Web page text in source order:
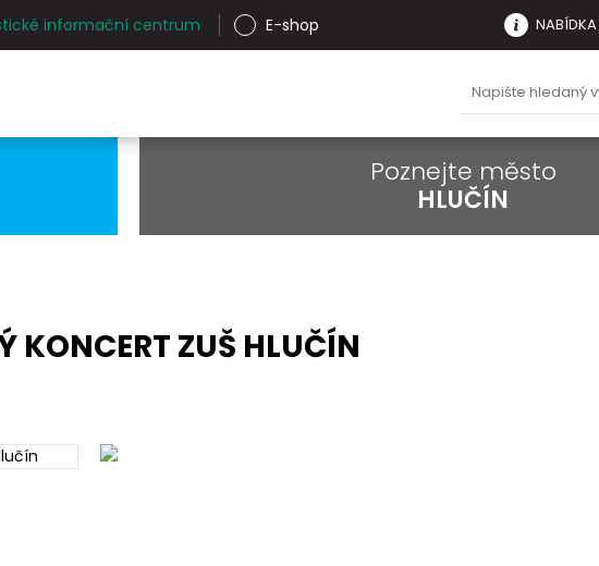
informační centrum E-shop
Poznejte město
HLUČÍN
KONCERT ZUŠ HLUČÍN